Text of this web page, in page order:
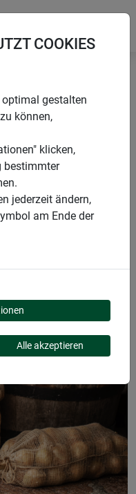
COOKIES
optimal gestalten
können,
klicken,
bestimmter
jederzeit ändern,
am Ende der
Alle akzeptieren